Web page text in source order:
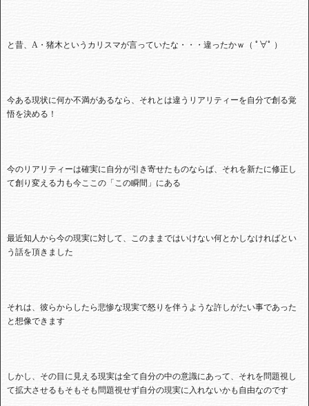
と昔、A ・猪木というカリスマが言っていたな・・・違ったかｗ（ ﾟ∀ﾟ ）
今ある現状に何か不満があるなら、それとは違うリアリティーを自分で創る覚
悟を決める！
今のリアリティーは確実に自分が引き寄せたものならば、それを新たに修正し
て創り変える力も今ここの「この瞬間」にある
最近知人から今の現実に対して、このままではいけない何とかしなければとい
う話を頂きました
それは、彼らからしたら悲惨な現実で怒りを伴うような許しがたい事であった
と想像できます
しかし、その目に見える現実は全て自分の中の意識にあって、それを問題視し
て拡大させるもそもそも問題視せず自分の現実に入れないかも自由なのです